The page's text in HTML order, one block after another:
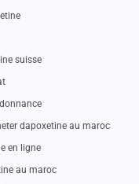
suisse
dapoxetine au maroc
en ligne
au maroc